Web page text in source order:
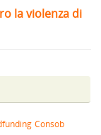
la violenza di
Consob